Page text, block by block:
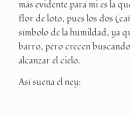
más evidente para mi es la
flor de loto, pues los dos
símbolo de la humildad, ya
barro, pero crecen
alcanzar el cielo.
Así suena el ney: